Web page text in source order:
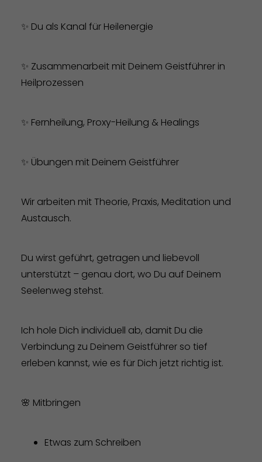
✨ Du als Kanal für Heilenergie
✨ Zusammenarbeit mit Deinem Geistführer in
Heilprozessen
✨ Fernheilung, Proxy-Heilung & Healings
✨ Übungen mit Deinem Geistführer
Wir arbeiten mit Theorie, Praxis, Meditation und
Austausch.
Du wirst geführt, getragen und liebevoll
unterstützt – genau dort, wo Du auf Deinem
Seelenweg stehst.
Ich hole Dich individuell ab, damit Du die
Verbindung zu Deinem Geistführer so tief
erleben kannst, wie es für Dich jetzt richtig ist.
🌸 Mitbringen
Etwas zum Schreiben